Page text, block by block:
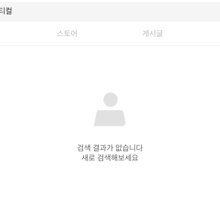
스토어 게시글
검색 결과가 없습니다
새로 검색해보세요